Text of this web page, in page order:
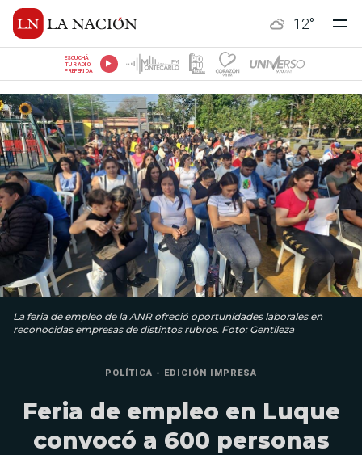
12°
ESCUCHÁ
TU RADIO
PREFERIDA
La feria de empleo de la ANR ofreció oportunidades laborales en
reconocidas empresas de distintos rubros. Foto: Gentileza
POLÍTICA - EDICIÓN IMPRESA
Feria de empleo en Luque
convocó a 600 personas